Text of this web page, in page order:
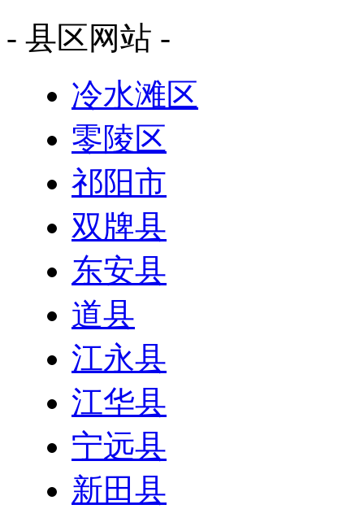
- 县区网站 -
冷水滩区
零陵区
祁阳市
双牌县
东安县
道县
江永县
江华县
宁远县
新田县